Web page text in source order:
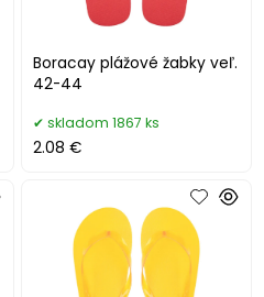
Boracay plážové žabky veľ.
42-44
skladom 1867 ks
2.08 €